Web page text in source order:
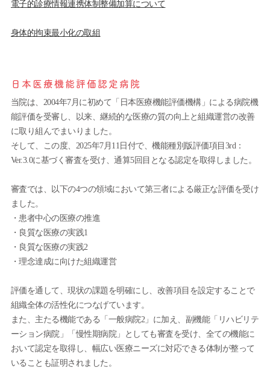
電子的診療情報連携体制整備加算について
身体的拘束最小化の取組
日本医療機能評価認定病院
当院は、2004年7月に初めて「日本医療機能評価機構」による病院機
能評価を受審し、以来、継続的な医療の質の向上と組織運営の改善
に取り組んでまいりました。
そして、この度、2025年7月11日付で、機能種別版評価項目3rd：
Ver.3.0に基づく審査を受け、通算5回目となる認定を取得しました。
審査では、以下の4つの領域において第三者による厳正な評価を受け
ました。
・患者中心の医療の推進
・良質な医療の実践1
・良質な医療の実践2
・理念達成に向けた組織運営
評価を通して、現状の課題を明確にし、改善項目を設定することで
組織全体の活性化につなげています。
また、主たる機能である「一般病院2」に加え、副機能「リハビリテ
ーション病院」「慢性期病院」としても審査を受け、全ての機能に
おいて認定を取得し、幅広い医療ニーズに対応できる体制が整って
いることも証明されました。